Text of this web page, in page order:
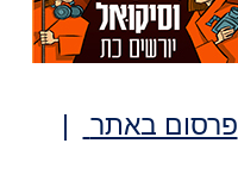
פרסום באתר
|